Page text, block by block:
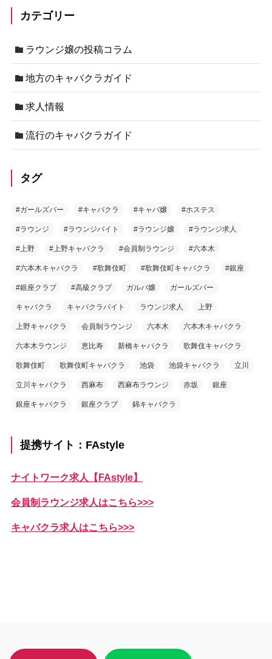
カテゴリー
ラウンジ嬢の投稿コラム
地方のキャバクラガイド
求人情報
流行のキャバクラガイド
タグ
#ガールズバー #キャバクラ #キャバ嬢 #ホステス
#ラウンジ #ラウンジバイト #ラウンジ嬢 #ラウンジ求人
#上野 #上野キャバクラ #会員制ラウンジ #六本木
#六本木キャバクラ #歌舞伎町 #歌舞伎町キャバクラ #銀座
#銀座クラブ #高級クラブ ガルバ嬢 ガールズバー
キャバクラ キャバクラバイト ラウンジ求人 上野
上野キャバクラ 会員制ラウンジ 六本木 六本木キャバクラ
六本木ラウンジ 恵比寿 新橋キャバクラ 歌舞伎キャバクラ
歌舞伎町 歌舞伎町キャバクラ 池袋 池袋キャバクラ 立川
立川キャバクラ 西麻布 西麻布ラウンジ 赤坂 銀座
銀座キャバクラ 銀座クラブ 錦キャバクラ
提携サイト：FAstyle
ナイトワーク求人【FAstyle】
会員制ラウンジ求人はこちら>>>
キャバクラ求人はこちら>>>